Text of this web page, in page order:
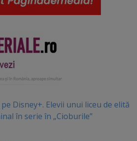
Disney+. Elevii unui liceu de elită
în serie în „Cioburile”